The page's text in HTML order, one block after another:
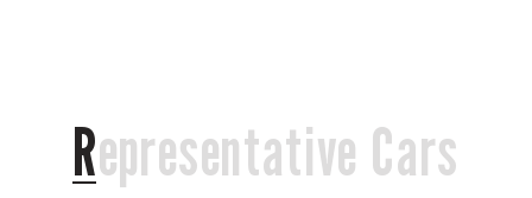
Representative Cars